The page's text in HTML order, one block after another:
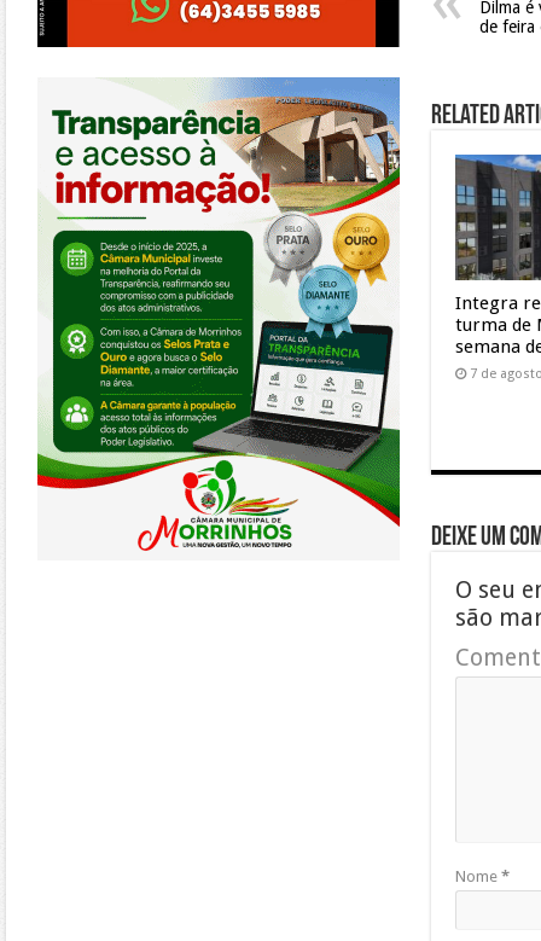
Dilma é
de feira
Related
Integra
turma de
semana
7 de
Deixe um
O seu
são
Nome *
https://morrinhos.go.leg.br/